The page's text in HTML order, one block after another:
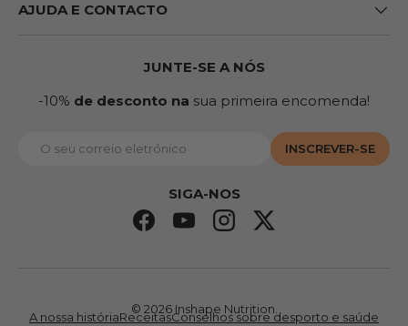
AJUDA E CONTACTO
JUNTE-SE A NÓS
-10% de desconto na sua primeira encomenda!
INSCREVER-SE
SIGA-NOS
Facebook
YouTubeInstagram
Twitter
© 2026 Inshape Nutrition
A nossa históriaReceitasConselhos sobre desporto e saúde